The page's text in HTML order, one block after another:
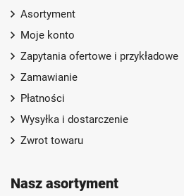
Asortyment
Moje konto
Zapytania ofertowe i przykładowe
Zamawianie
Płatności
Wysyłka i dostarczenie
Zwrot towaru
Nasz asortyment